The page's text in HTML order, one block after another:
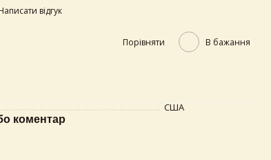
відгук
Порівняти В бажання
США
коментар